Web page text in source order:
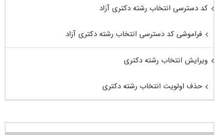
کد دسترسی انتخاب رشته دکتری آزاد
فراموشی کد دسترسی انتخاب رشته دکتری آزاد
ویرایش انتخاب رشته دکتری
حذف اولویت انتخاب رشته دکتری